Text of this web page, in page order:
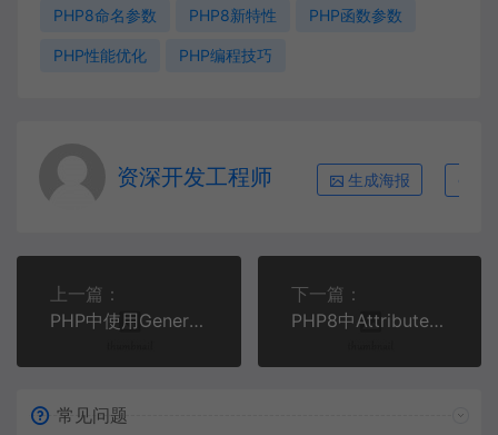
PHP8命名参数 PHP8新特性 PHP函数参数
PHP性能优化 PHP编程技巧
资深开发工程师 生成海报
上一篇：
PHP中使用Generator处理大数据集的5个高效技巧 | PHP性能优化
下一篇：
PHP8中Attributes注解的实战应用与性能优化
常见问题